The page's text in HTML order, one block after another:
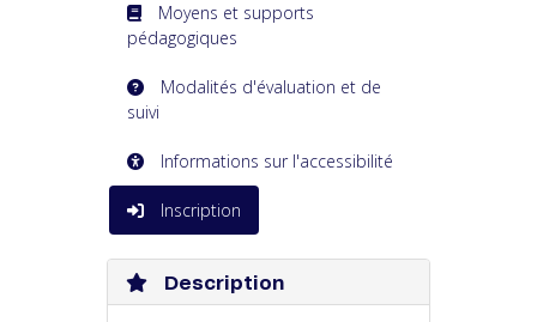
Moyens et supports
pédagogiques
Modalités d'évaluation et de
suivi
Informations sur l'accessibilité
Inscription
Description